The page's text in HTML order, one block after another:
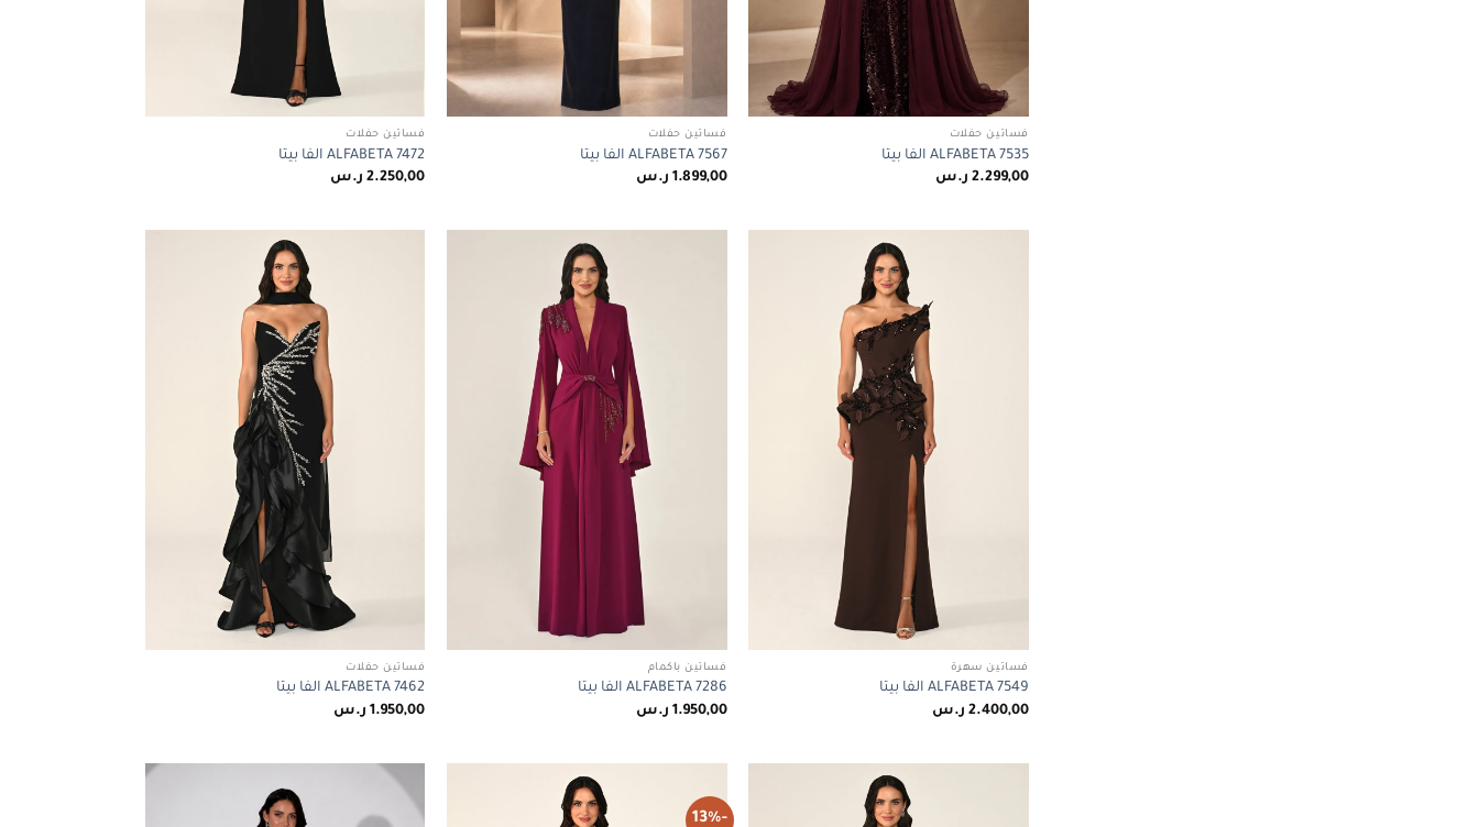
فساتين حفلات
ALFABETA 7535 الفا بيتا
2.299,00 ر.س
فساتين حفلات
ALFABETA 7567 الفا بيتا
1.899,00 ر.س
فساتين حفلات
ALFABETA 7472 الفا بيتا
2.250,00 ر.س
فساتين سهرة
ALFABETA 7549 الفا بيتا
2.400,00 ر.س
فساتين باكمام
ALFABETA 7286 الفا بيتا
1.950,00 ر.س
فساتين حفلات
ALFABETA 7462 الفا بيتا
1.950,00 ر.س
-13%